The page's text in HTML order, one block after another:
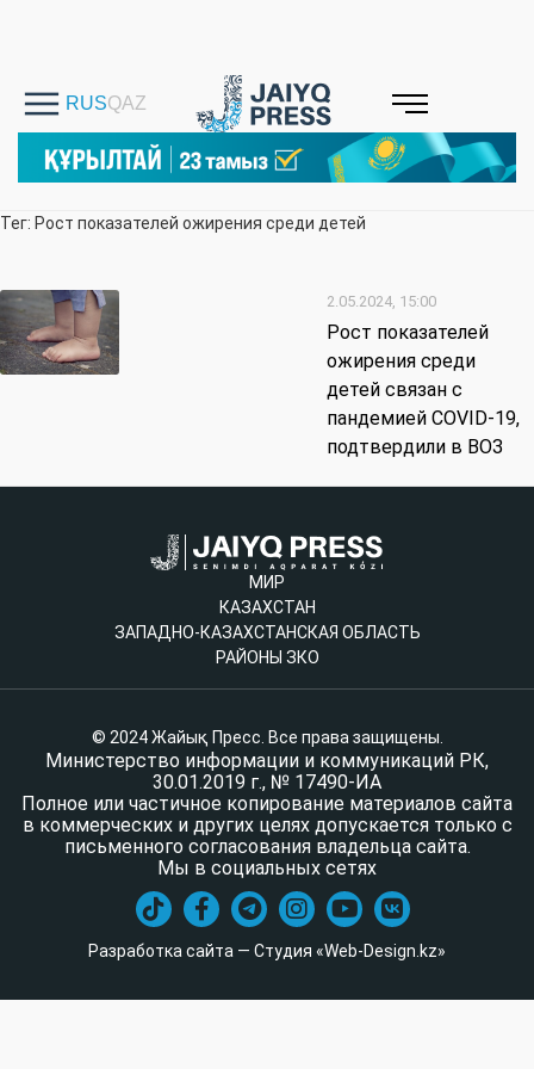
Тег: Рост показателей ожирения среди детей
2.05.2024, 15:00
Рост показателей
ожирения среди
детей связан с
пандемией COVID-19,
подтвердили в ВОЗ
МИР
КАЗАХСТАН
ЗАПАДНО-КАЗАХСТАНСКАЯ ОБЛАСТЬ
РАЙОНЫ ЗКО
© 2024 Жайық Пресс. Все права защищены.
Министерство информации и коммуникаций РК,
30.01.2019 г., № 17490-ИА
Полное или частичное копирование материалов сайта
в коммерческих и других целях допускается только с
письменного согласования владельца сайта.
Мы в социальных сетях
Разработка сайта — Студия «Web-Design.kz»